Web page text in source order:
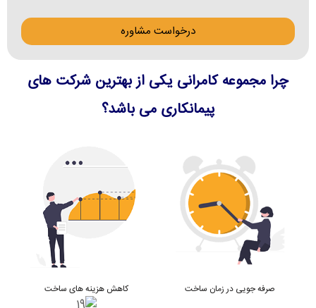
درخواست مشاوره
چرا مجموعه کامرانی یکی از بهترین شرکت های
پیمانکاری می باشد؟
صرفه جویی در زمان ساخت کاهش هزینه های ساخت